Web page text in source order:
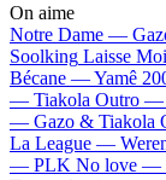
On aime
Notre Dame —
Soolking Laisse
Bécane —Yamê
— Tiakola Outro —
— Gazo & Tiakola
La League —
— PLK No love —